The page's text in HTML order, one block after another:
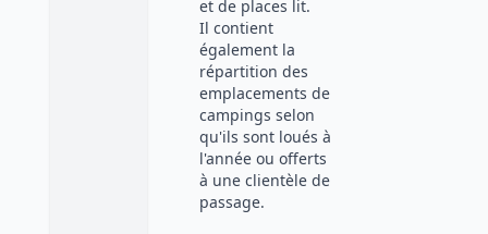
et de places lit.
Il contient
également la
répartition des
emplacements de
campings selon
qu'ils sont loués à
l'année ou offerts
à une clientèle de
passage.